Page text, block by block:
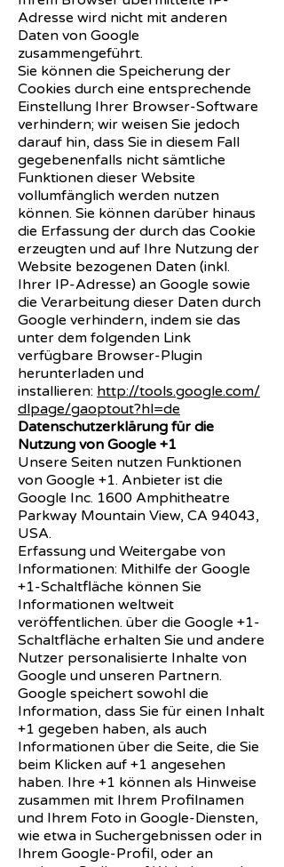
Adresse wird nicht mit anderen
Daten von Google
zusammengeführt.
Sie können die Speicherung der
Cookies durch eine entsprechende
Einstellung Ihrer Browser-Software
verhindern; wir weisen Sie jedoch
darauf hin, dass Sie in diesem Fall
gegebenenfalls nicht sämtliche
Funktionen dieser Website
vollumfänglich werden nutzen
können. Sie können darüber hinaus
die Erfassung der durch das Cookie
erzeugten und auf Ihre Nutzung der
Website bezogenen Daten (inkl.
Ihrer IP-Adresse) an Google sowie
die Verarbeitung dieser Daten durch
Google verhindern, indem sie das
unter dem folgenden Link
verfügbare Browser-Plugin
herunterladen und
installieren: http://tools.google.com/
dlpage/gaoptout?hl=de
Datenschutzerklärung für die
Nutzung von Google +1
Unsere Seiten nutzen Funktionen
von Google +1. Anbieter ist die
Google Inc. 1600 Amphitheatre
Parkway Mountain View, CA 94043,
USA.
Erfassung und Weitergabe von
Informationen: Mithilfe der Google
+1-Schaltfläche können Sie
Informationen weltweit
veröffentlichen. über die Google +1-
Schaltfläche erhalten Sie und andere
Nutzer personalisierte Inhalte von
Google und unseren Partnern.
Google speichert sowohl die
Information, dass Sie für einen Inhalt
+1 gegeben haben, als auch
Informationen über die Seite, die Sie
beim Klicken auf +1 angesehen
haben. Ihre +1 können als Hinweise
zusammen mit Ihrem Profilnamen
und Ihrem Foto in Google-Diensten,
wie etwa in Suchergebnissen oder in
Ihrem Google-Profil, oder an